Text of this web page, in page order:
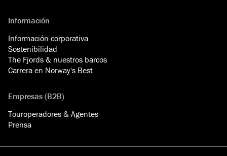
Información
Información corporativa
Sostenibilidad
The Fjords & nuestros barcos
Carrera en Norway's Best
Empresas (B2B)
Touroperadores & Agentes
Prensa